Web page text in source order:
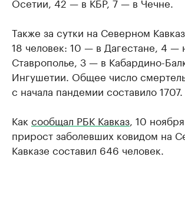
Также за сутки на Северном
18 человек: 10 — в Дагестане, 4 —
Ставрополье, 3 — в Кабардино-
Ингушетии. Общее число
с начала пандемии составило 1707.
Как сообщал РБК Кавказ, 10
прирост заболевших ковидом на
Кавказе составил 646 человек.